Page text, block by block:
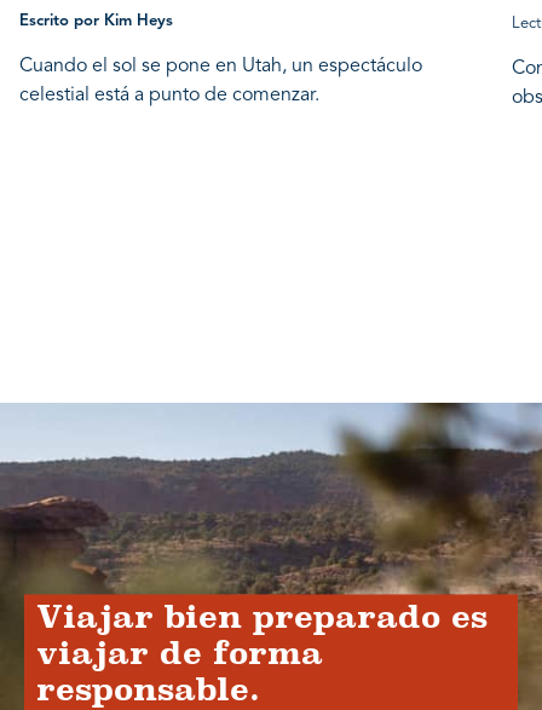
Escrito por Kim Heys
Cuando el sol se pone en Utah, un espectáculo
celestial está a punto de comenzar.
Viajar bien preparado es
viajar de forma
responsable.